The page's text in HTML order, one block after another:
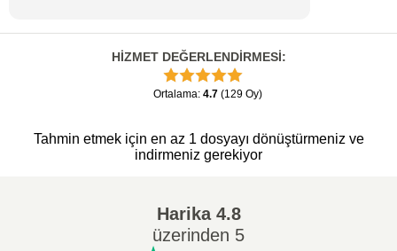
HİZMET DEĞERLENDİRMESİ:
Ortalama: 4.7 (129 Oy)
Tahmin etmek için en az 1 dosyayı dönüştürmeniz ve
indirmeniz gerekiyor
Harika4.8
üzerinden 5